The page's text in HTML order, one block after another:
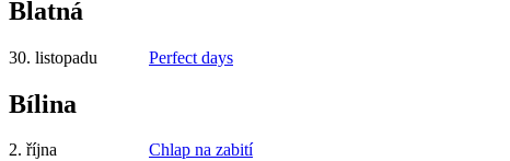
Blatná
30. listopadu Perfect days
Bílina
2. října Chlap na zabití